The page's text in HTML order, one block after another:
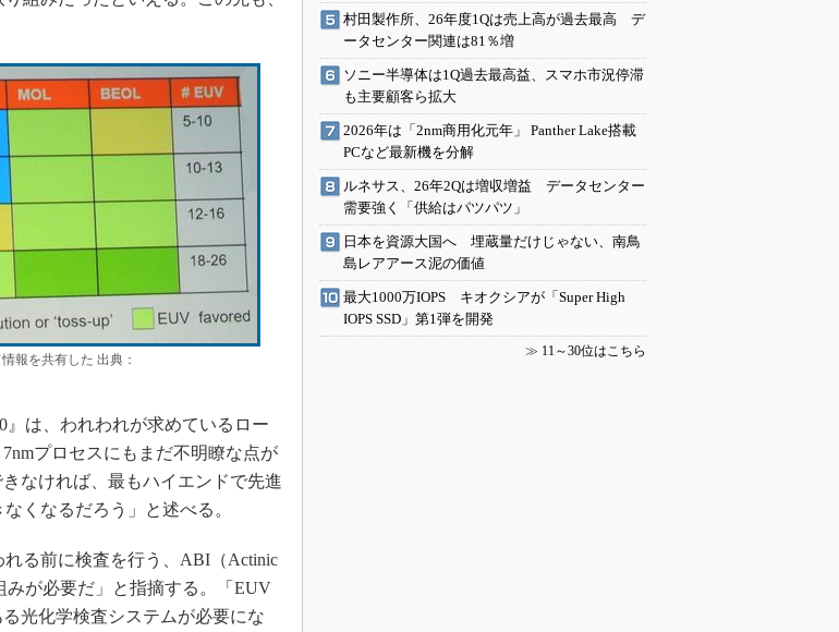
報を共有した 出典：
は、われわれが求めているロー
プロセスにもまだ不明瞭な点が
なければ、最もハイエンドで先進
くなるだろう」と述べる。
る前に検査を行う、ABI（Actinic
みが必要だ」と指摘する。「EUV
光化学検査システムが必要にな
村田製作所、26年度1Qは売上高が過去最高 デ
ータセンター関連は81％増
ソニー半導体は1Q過去最高益、スマホ市況停滞
も主要顧客ら拡大
2026年は「2nm商用化元年」 Panther Lake搭載
PCなど最新機を分解
ルネサス、26年2Qは増収増益 データセンター
需要強く「供給はパツパツ」
日本を資源大国へ 埋蔵量だけじゃない、南鳥
島レアアース泥の価値
最大1000万IOPS キオクシアが「Super High
IOPS SSD」第1弾を開発
≫ 11～30位はこちら